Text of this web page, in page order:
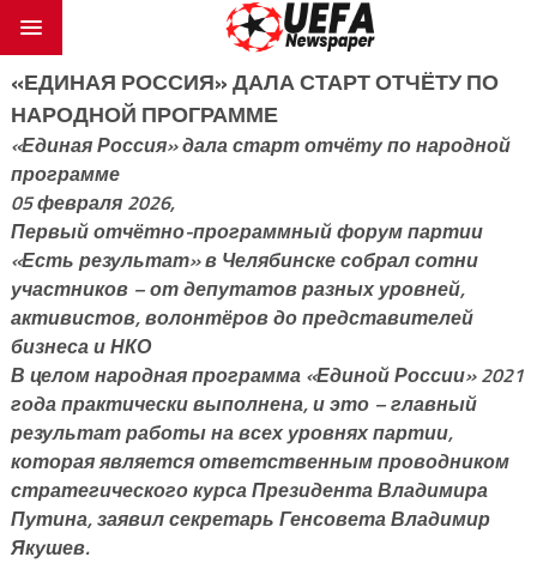
«ЕДИНАЯ РОССИЯ» ДАЛА СТАРТ ОТЧЁТУ ПО
НАРОДНОЙ ПРОГРАММЕ
«Единая Россия» дала старт отчёту по народной
программе
05 февраля 2026,
Первый отчётно-программный форум партии
«Есть результат» в Челябинске собрал сотни
участников – от депутатов разных уровней,
активистов, волонтёров до представителей
бизнеса и НКО
В целом народная программа «Единой России» 2021
года практически выполнена, и это – главный
результат работы на всех уровнях партии,
которая является ответственным проводником
стратегического курса Президента Владимира
Путина, заявил секретарь Генсовета Владимир
Якушев.